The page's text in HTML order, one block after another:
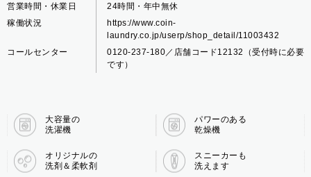
営業時間・休業日
24時間・年中無休
稼働状況
https://www.coin-
laundry.co.jp/userp/shop_detail/11003432
コールセンター
0120-237-180／店舗コード12132（受付時に必要
です）
大容量の
洗濯機
パワーのある
乾燥機
オリジナルの
洗剤＆柔軟剤
スニーカーも
洗えます